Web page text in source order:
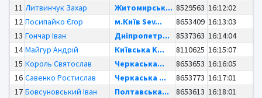
11 Литвинчук Захар Житомирськ... 8529563 16:12:02
12 Посипайко Єгор м.Київ Sev... 8653409 16:13:03
13 Гончар Іван Дніпропетр... 8537363 16:14:04
14 Майгур Андрій Київська K... 8110625 16:15:07
15 Король Святослав Черкаська... 8653653 16:16:05
16 Савенко Ростислав Черкаська ... 8653773 16:17:01
17 Бовсуновський Іван Полтавська... 8653613 16:18:01